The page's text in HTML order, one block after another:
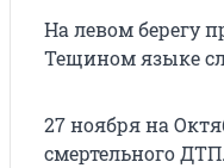
На левом берегу
Тещином языке
27 ноября на
смертельного ДТП.